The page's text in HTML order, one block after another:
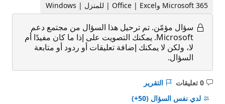
Microsoft 365 وOffice | Excel | للمنزل | Windows
سؤال مؤمّن. تم ترحيل هذا السؤال من مجتمع دعم
Microsoft. يمكنك التصويت على إذا ما كان مفيدًا أم
لا، ولكن لا يمكنك إضافة تعليقات أو ردود أو متابعة
السؤال.
0 تعليقات ليست
هناك
التقرير
لدي نفس السؤال (50+)